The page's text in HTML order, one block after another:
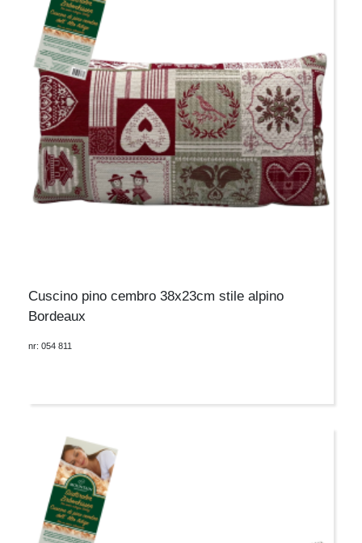
Cuscino pino cembro 38x23cm stile alpino
Bordeaux
nr: 054 811